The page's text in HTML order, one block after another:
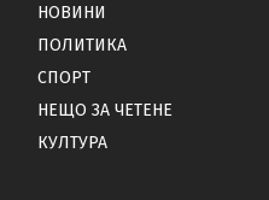
НОВИНИ
ПОЛИТИКА
СПОРТ
НЕЩО ЗА ЧЕТЕНЕ
КУЛТУРА